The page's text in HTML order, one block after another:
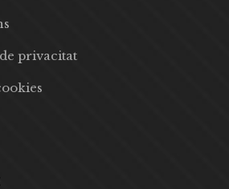
privacitat